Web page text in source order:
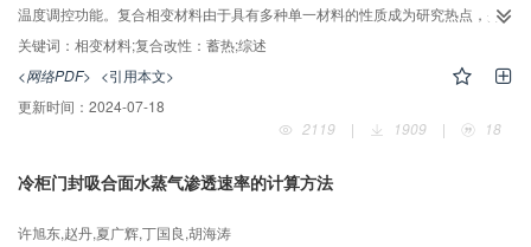
温度调控功能。复合相变材料由于具有多种单一材料的性质成为研究热点，并
广泛应用在建筑节能、电子器件热管理等方面。本文分类归纳了相变材料的特
征，并根据化学成分不同将复合相变蓄热材料分为有机-有机、无机-无机和有
机-无机三大类，结合研究现状分类梳理了不同类型复合相变蓄热材料的优缺
点，并对其蓄热特性进行归纳对比。总结了复合相变蓄热材料的应用现状，结
合能源应用现状和环境情况进一步分析了今后的研究和发展方向，认为未来的
相变材料。
关键词： 相变材料;复合改性：蓄热;综述
<网络PDF> <引用本文>
更新时间： 2024-07-18
2119
| 1909 | 18
冷柜门封吸合面水蒸气渗透速率的计算方法
许旭东,赵丹,夏广辉,丁国良,胡海涛